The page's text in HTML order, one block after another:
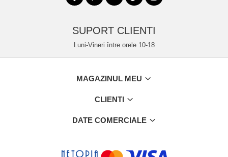
SUPORT CLIENTI
Luni-Vineri între orele 10-18
MAGAZINUL MEU
CLIENTI
DATE COMERCIALE